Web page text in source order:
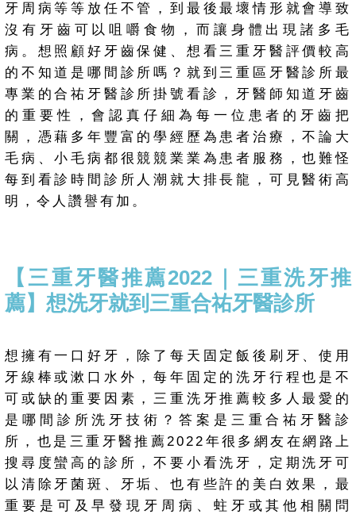
牙周病等等放任不管，到最後最壞情形就會導致
沒有牙齒可以咀嚼食物，而讓身體出現諸多毛
病。想照顧好牙齒保健、想看三重牙醫評價較高
的不知道是哪間診所嗎？就到三重區牙醫診所最
專業的合祐牙醫診所掛號看診，牙醫師知道牙齒
的重要性，會認真仔細為每一位患者的牙齒把
關，憑藉多年豐富的學經歷為患者治療，不論大
毛病、小毛病都很競競業業為患者服務，也難怪
每到看診時間診所人潮就大排長龍，可見醫術高
明，令人讚譽有加。
【三重牙醫推薦2022｜三重洗牙推
薦】想洗牙就到三重合祐牙醫診所
想擁有一口好牙，除了每天固定飯後刷牙、使用
牙線棒或漱口水外，每年固定的洗牙行程也是不
可或缺的重要因素，三重洗牙推薦較多人最愛的
是哪間診所洗牙技術？答案是三重合祐牙醫診
所，也是三重牙醫推薦2022年很多網友在網路上
搜尋度蠻高的診所，不要小看洗牙，定期洗牙可
以清除牙菌斑、牙垢、也有些許的美白效果，最
重要是可及早發現牙周病、蛀牙或其他相關問